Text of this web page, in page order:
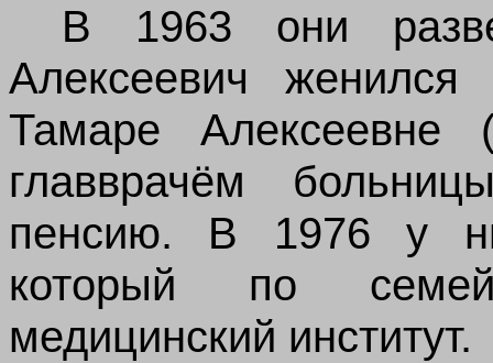
В 1963 они
Алексеевич
Тамаре Алексеевне
главврачём
пенсию. В 1976 у
который по
медицинский институт.